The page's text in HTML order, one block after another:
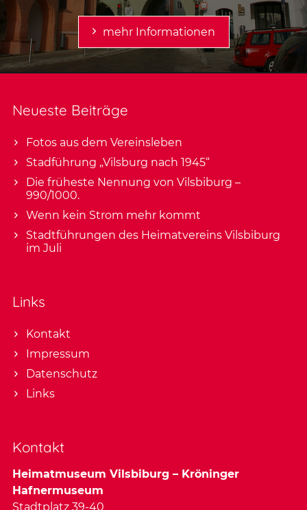
mehr Informationen
Neueste Beiträge
Fotos aus dem Vereinsleben
Stadführung „Vilsburg nach 1945“
Die früheste Nennung von Vilsbiburg –
990/1000.
Wenn kein Strom mehr kommt
Stadtführungen des Heimatvereins Vilsbiburg
im Juli
Links
Kontakt
Impressum
Datenschutz
Links
Kontakt
Heimatmuseum Vilsbiburg – Kröninger
Hafnermuseum
Stadtplatz 39-40